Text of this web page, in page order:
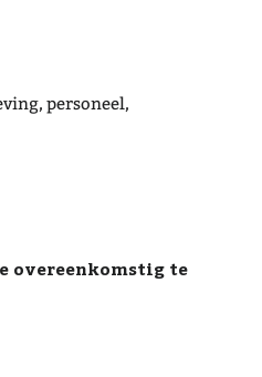
personeel,
overeenkomstig te